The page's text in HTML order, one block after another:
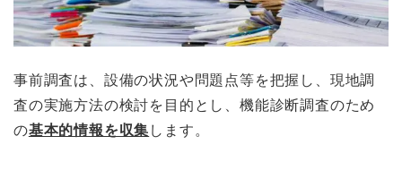
事前調査は、 設備の状況や問題点等を把握し、 現地調
査の実施方法の検討を目的とし、 機能診断調査のため
の基本的情報を収集 します。